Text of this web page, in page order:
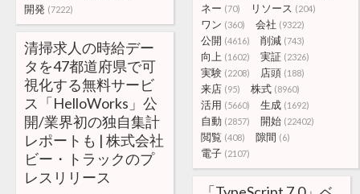
ネー (70) リソース (204)
ワン (360) 会社 (9322)
公開 (4616) 削減 (743)
向上 (1602) 実証 (2326)
実験 (2208) 店頭 (188)
来店 (95) 株式 (8960)
活用 (5660) 生成 (1692)
自動 (2857) 開始 (22402)
閲覧 (408) 隙間 (6)
電子 (2107)
開発 (7222)
清掃求人の時給デー
タを47都道府県で可
視化する無料サービ
ス「HelloWorks」公
開/業界初の独自集計
レポートも | 株式会社
ビー・トラックのプ
レスリリース